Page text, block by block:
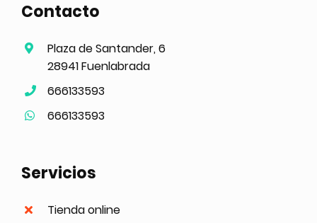
Contacto
Plaza de Santander, 6
28941 Fuenlabrada
666133593
666133593
Servicios
Tienda online